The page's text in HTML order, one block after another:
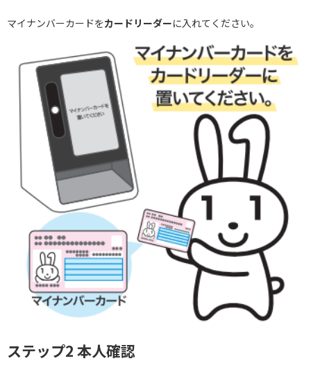
マイナンバーカードをカードリーダーに入れてください。
ステップ2 本人確認